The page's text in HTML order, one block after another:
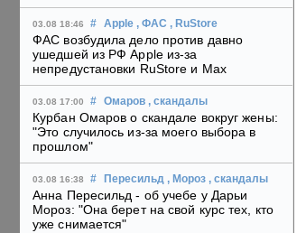
03.08 18:46 # Apple , ФАС , RuStore
ФАС возбудила дело против давно
ушедшей из РФ Apple из-за
непредустановки RuStore и Max
03.08 17:00 # Омаров , скандалы
Курбан Омаров о скандале вокруг жены:
"Это случилось из-за моего выбора в
прошлом"
03.08 16:38 # Пересильд , Мороз , скандалы
Анна Пересильд - об учебе у Дарьи
Мороз: "Она берет на свой курс тех, кто
уже снимается"